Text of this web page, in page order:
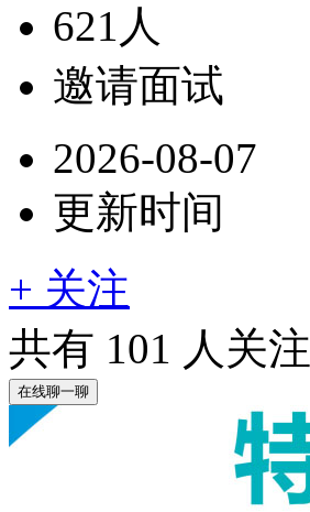
621人
邀请面试
2026-08-07
更新时间
+ 关注
共有 101 人关注
在线聊一聊